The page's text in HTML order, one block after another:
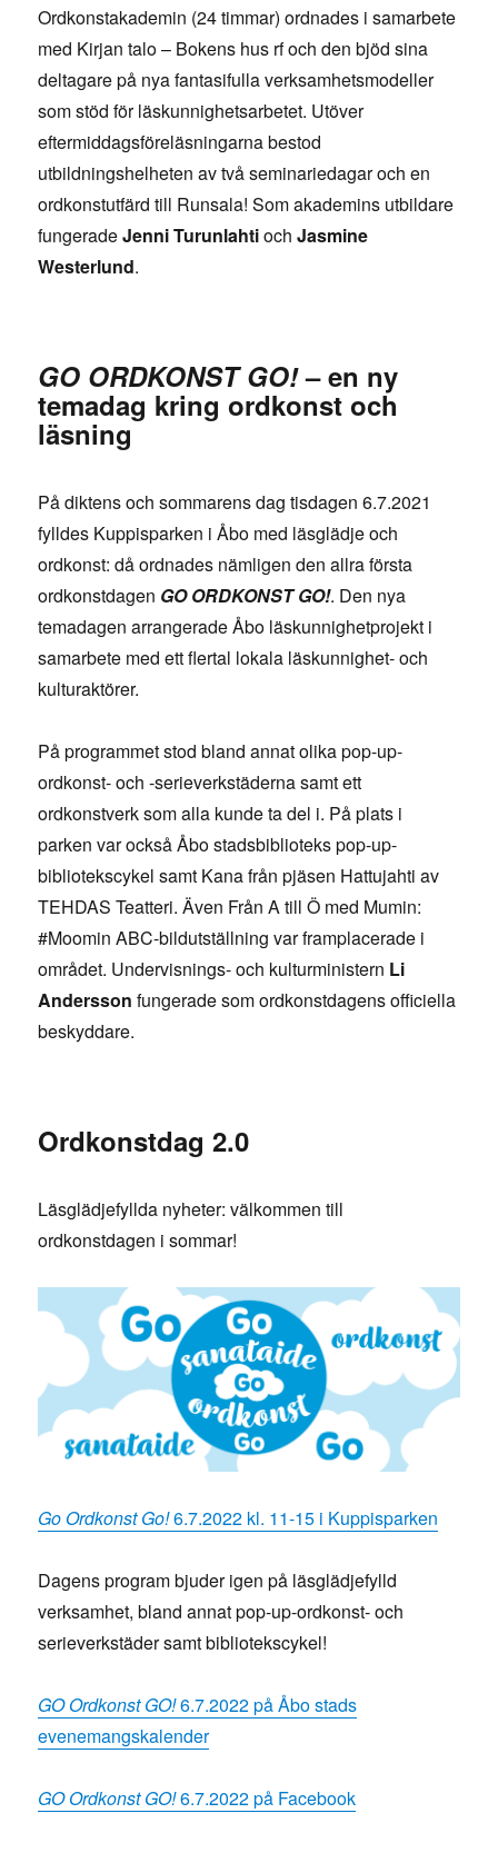
Ordkonstakademin (24 timmar) ordnades i samarbete
med Kirjan talo – Bokens hus rf och den bjöd sina
deltagare på nya fantasifulla verksamhetsmodeller
som stöd för läskunnighetsarbetet. Utöver
eftermiddagsföreläsningarna bestod
utbildningshelheten av två seminariedagar och en
ordkonstutfärd till Runsala! Som akademins utbildare
fungeradeJenni TurunlahtiochJasmine
Westerlund.
GO ORDKONST GO!– en ny
temadag kring ordkonst och
läsning
På diktens och sommarens dag tisdagen 6.7.2021
fylldes Kuppisparken i Åbo med läsglädje och
ordkonst: då ordnades nämligen den allra första
ordkonstdagen GO ORDKONST GO!. Den nya
temadagen arrangerade Åbo läskunnighetprojekt i
samarbete med ett flertal lokala läskunnighet- och
kulturaktörer.
På programmet stod bland annat olika pop-up-
ordkonst- och -serieverkstäderna samt ett
ordkonstverk som alla kunde ta del i. På plats i
parken var också Åbo stadsbiblioteks pop-up-
bibliotekscykel samt Kana från pjäsen Hattujahti av
TEHDAS Teatteri. Även Från A till Ö med Mumin:
#Moomin ABC-bildutställning var framplacerade i
området. Undervisnings- och kulturministern Li
Andersson fungerade som ordkonstdagens officiella
beskyddare.
Ordkonstdag 2.0
Läsglädjefyllda nyheter: välkommen till
ordkonstdagen i sommar!
Go Ordkonst Go!6.7.2022 kl. 11-15 i Kuppisparken
Dagens program bjuder igen på läsglädjefylld
verksamhet, bland annat pop-up-ordkonst- och
serieverkstäder samt bibliotekscykel!
GO Ordkonst GO!6.7.2022 på Åbo stads
evenemangskalender
GO Ordkonst GO!6.7.2022 på Facebook